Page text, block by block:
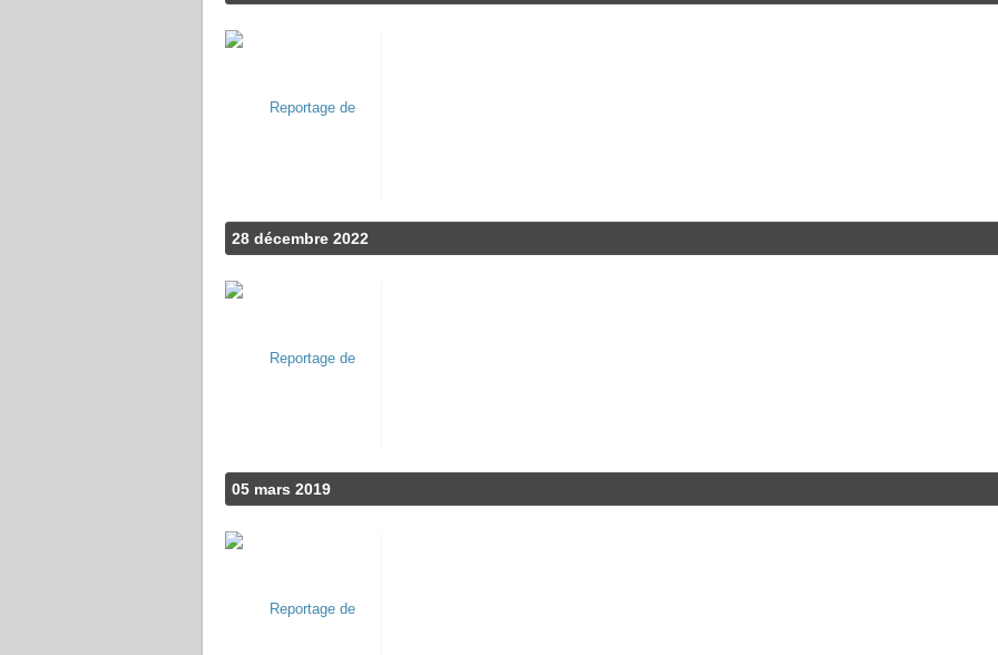
28 décembre 2022
05 mars 2019